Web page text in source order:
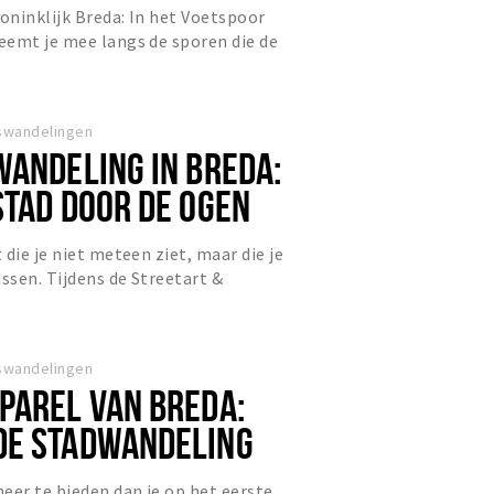
Breda: In het Voetspoor
je mee langs de sporen die de
IN BREDA:
DOOR DE OGEN
je niet meteen ziet, maar die je
Tijdens de Streetart &
VAN BREDA:
STADWANDELING